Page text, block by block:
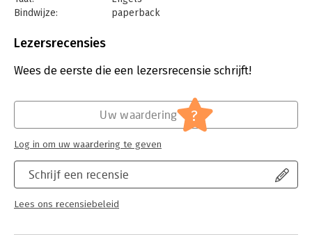
Bindwijze:
paperback
Uitgever:
Hoofdrubriek:
Inkoop en logistiek,Inkoop en logistiek
Mathematical Systems
Lezersrecensies
Wees de eerste die een lezersrecensie schrijft!
Schrijf een recensie
Lees ons recensiebeleid
Uw waardering ?
Log in om uw waardering te geven